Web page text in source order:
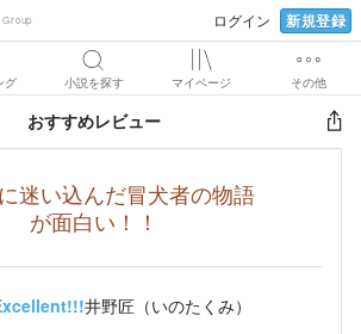
ログイン 新規登録
グ 小説を探す マイページ その他
おすすめレビュー
迷い込んだ冒犬者の物語
が面白い！！
井野匠（いのたくみ）